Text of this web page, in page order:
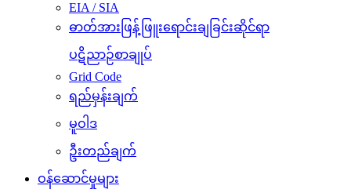
EIA / SIA
ဓာတ်အားဖြန့်ဖြူးရောင်းချခြင်းဆိုင်ရာ
ပဋိညာဉ်စာချုပ်
Grid Code
ရည်မှန်းချက်
မူဝါဒ
ဦးတည်ချက်
ဝန်ဆောင်မှုများ